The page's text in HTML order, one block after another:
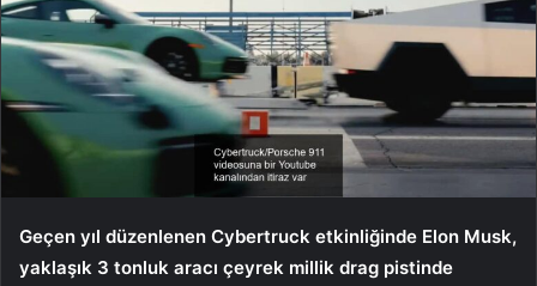
Geçen yıl düzenlenen Cybertruck etkinliğinde Elon Musk,
yaklaşık 3 tonluk aracı çeyrek millik drag pistinde